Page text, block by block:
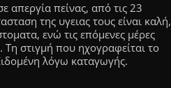
απεργία πείνας, από τις 23
της υγειας τους είναι καλή,
ενώ τις επόμενες μέρες
Τη στιγμή που ηχογραφείται το
λόγω καταγωγής.